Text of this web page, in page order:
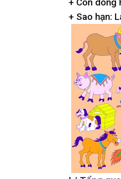
+ Sao hạn: